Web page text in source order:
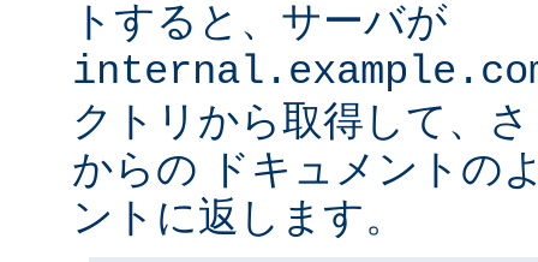
トすると、サーバが
クトリから取得して、
からの ドキュメントの
ントに返します。